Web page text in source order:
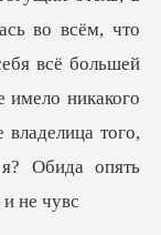
всё большей
имело никакого